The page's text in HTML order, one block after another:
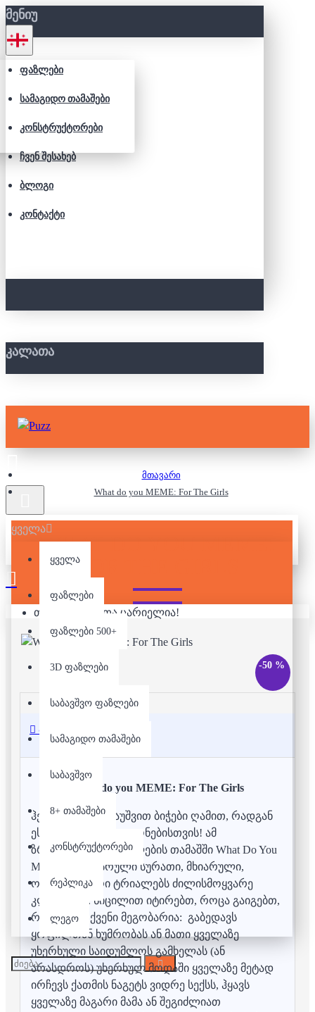
ᲛᲔᲜᲘᲣ
ᲤᲐᲖᲚᲔᲑᲘ
ᲡᲐᲛᲐᲒᲘᲓᲝ ᲗᲐᲛᲐᲨᲔᲑᲘ
ᲙᲝᲜᲡᲢᲠᲣᲥᲢᲝᲠᲔᲑᲘ
ᲩᲕᲔᲜ ᲨᲔᲡᲐᲮᲔᲑ
ᲑᲚᲝᲒᲘ
ᲙᲝᲜᲢᲐᲥᲢᲘ
ᲙᲐᲚᲐᲗᲐ
ყველა
ყველა
ფაზლები
ფაზლები 500+
3D ფაზლები
საბავშვო ფაზლები
სამაგიდო თამაშები
საბავშვო
8+ თამაშები
კონსტრუქტორები
რეპლიკა
ლეგო
თქვენი კალათა ცარიელია!
მთავარი
What do you MEME: For The Girls
WHAT DO YOU MEME:
FOR THE GIRLS
-50 %
აღწერა
What do you MEME: For The Girls
ჰეი გოგოებო, გაუშვით ბიჭები ღამით, რადგან
ეს თამაში არის გოგონებისთვის! ამ
ზრდასრულთა წვეულების თამაშში What Do You
Meme?, ზრდასრული სურათი, მხიარული,
ორიგინალური ტრიალებს ძილისმოყვარე
კლასიკაზე. სიცილით იტირებთ, როცა გაიგებთ,
რომელი თქვენი მეგობარია: გაბედავს
ყოფილთან ხუმრობას ან მათი ყველაზე
უხერხული საიდუმლოს გამხელას (ან
არასდროს) უხერხულ მოდაში ყველაზე მეტად
ირჩევს ქათმის ნაგეტს ვიდრე სექსს, ჰყავს
ყველაზე მაგარი მამა ან შეგიძლიათ